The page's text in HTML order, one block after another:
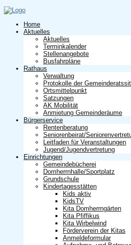
Home
Aktuelles
Aktuelles
Terminkalender
Stellenangebote
Busfahrpläne
Rathaus
Verwaltung
Protokolle der
Ortsmittelpunkt
Satzungen
AK Mobilität
Anmietung Gemeinderäume
Bürgerservice
Rentenberatung
Seniorenbeirat/
Leitfaden für Veranstaltungen
Jugend/Jugendvertretung
Einrichtungen
Gemeindebücherei
Domherrnhalle/Sportplatz
Grundschule
Kindertagesstätten
Kids aktiv
KidsTV
Kita Domherrngärten
Kita Pfiffikus
Kita Wirbelwind
Förderverein der Kitas
Anmeldeformular